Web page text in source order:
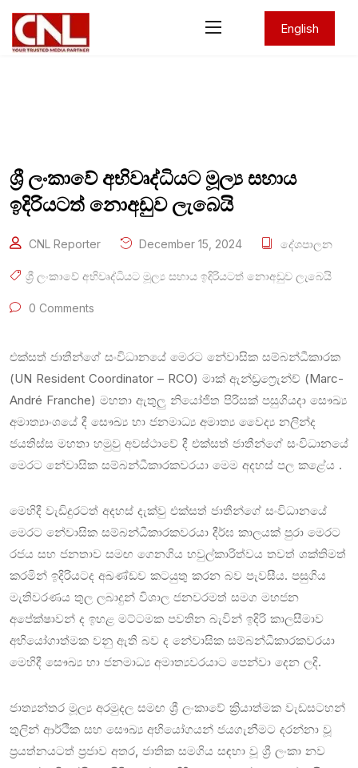
English
ශ්‍රී ලංකාවේ අභිවෘද්ධියට මූල්‍ය සහාය
ඉදිරියටත් නොඅඩුව ලැබෙයි
CNL Reporter December 15, 2024 දේශපාලන
ශ්‍රී ලංකාවේ අභිවෘද්ධියට මූල්‍ය සහාය ඉදිරියටත් නොඅඩුව ලැබෙයි
0 Comments
එක්සත් ජාතීන්ගේ සංවිධානයේ මෙරට නේවාසික සම්බන්ධීකාරක
(UN Resident Coordinator – RCO) මාක් ඇන්ඩ්‍රෆ්‍රෙැන්ච් (Marc-
André Franche) මහතා ඇතුලු නියෝජිත පිරිසක් පසුගියදා සෞඛ්‍ය
අමාත්‍යාංශයේ දී සෞඛ්‍ය හා ජනමාධ්‍ය අමාත්‍ය වෛද්‍ය නලින්ද
ජයතිස්ස මහතා හමුවු අවස්ථාවේ දී එක්සත් ජාතීන්ගේ සංවිධානයේ
මෙරට නේවාසික සම්බන්ධීකාරකවරයා මෙම අදහස් පල කළේය .
මෙහිදී වැඩිදුරටත් අදහස් දැක්වු එක්සත් ජාතීන්ගේ සංවිධානයේ
මෙරට නේවාසික සම්බන්ධීකාරකවරයා දීර්ඝ කාලයක් පුරා මෙරට
රජය සහ ජනතාව සමඟ ගෙනගිය හවුල්කාරිත්වය තවත් ශක්තිමත්
කරමින් ඉදිරියටද අඛණ්ඩව කටයුතු කරන බව පැවසීය. පසුගිය
මැතිවරණය තුල ලබාදුන් විශාල ජනවරමත් සමග මහජන
අපේක්ෂාවන් ද ඉහළ මට්ටමක පවතින බැවින් ඉදිරි කාලසීමාව
අභියෝගාත්මක වනු ඇති බව ද නේවාසික සම්බන්ධීකාරකවරයා
මෙහිදී සෞඛ්‍ය හා ජනමාධ්‍ය අමාත්‍යවරයාට පෙන්වා දෙන ලදි.
ජාත්‍යන්තර මූල්‍ය අරමුදල සමඟ ශ්‍රී ලංකාවේ ක්‍රියාත්මක වැඩසටහන්
තුලින් ආර්ථික සහ සෞඛ්‍ය අභියෝගයන් ජයගැනීමට දරන්නා වූ
ප්‍රයත්නයටත් ප්‍රජාව අතර, ජාතික සමගිය සඳහා වූ ශ්‍රී ලංකා නව